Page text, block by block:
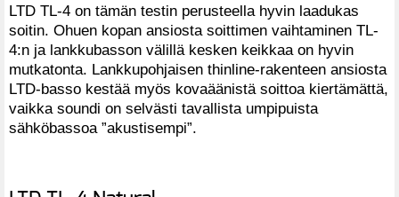
LTD TL-4 on tämän testin perusteella hyvin laadukas
soitin. Ohuen kopan ansiosta soittimen vaihtaminen TL-
4:n ja lankkubasson välillä kesken keikkaa on hyvin
mutkatonta. Lankkupohjaisen thinline-rakenteen ansiosta
LTD-basso kestää myös kovaäänistä soittoa kiertämättä,
vaikka soundi on selvästi tavallista umpipuista
sähköbassoa ”akustisempi”.